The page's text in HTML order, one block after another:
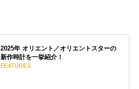
2025年 オリエント／オリエントスターの
新作時計を一挙紹介！
FEATURES